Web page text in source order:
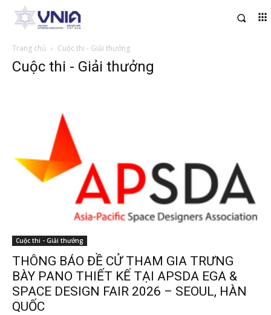
Trang chủ Cuộc thi - Giải thưởng
Cuộc thi - Giải thưởng
Cuộc thi - Giải thưởng
THÔNG BÁO ĐỀ CỬ THAM GIA TRƯNG
BÀY PANO THIẾT KẾ TẠI APSDA EGA &
SPACE DESIGN FAIR 2026 – SEOUL, HÀN
QUỐC